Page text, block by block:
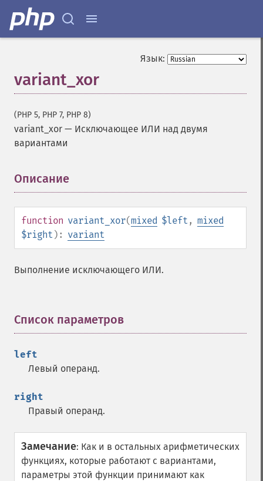
Язык:
variant_xor
(PHP 5, PHP 7, PHP 8)
variant_xor — Исключающее ИЛИ над двумя
вариантами
Описание
function variant_xor(mixed $left , mixed
$right ): variant
Выполнение исключающего ИЛИ.
Список параметров
left
Левый операнд.
right
Правый операнд.
Замечание: Как и в остальных арифметических
функциях, которые работают с вариантами,
параметры этой функции принимают как